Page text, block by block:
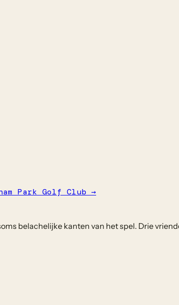
Park Golf Club →
belachelijke kanten van het spel. Drie